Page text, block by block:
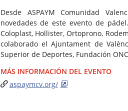
Desde ASPAYM Comunidad
novedades de este evento de
Coloplast, Hollister, Ortoprono,
colaborado el Ajuntament de
Superior de Deportes, Fundación
MÁS INFORMACIÓN DEL EVENTO
aspaymcv.org/